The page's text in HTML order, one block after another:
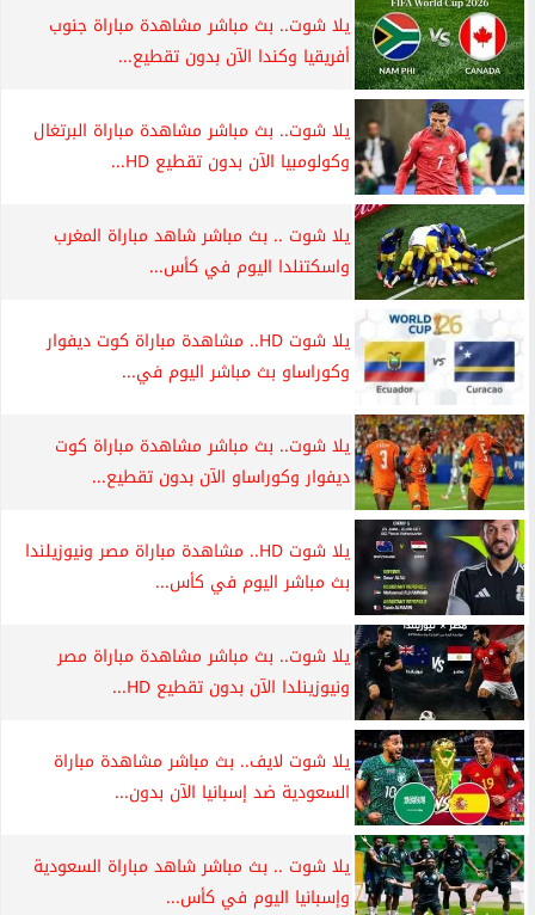
يلا شوت.. بث مباشر مشاهدة مباراة جنوب
أفريقيا وكندا الآن بدون تقطيع...
يلا شوت.. بث مباشر مشاهدة مباراة البرتغال
وكولومبيا الآن بدون تقطيع HD...
يلا شوت .. بث مباشر شاهد مباراة المغرب
واسكتنلدا اليوم في كأس...
يلا شوت HD.. مشاهدة مباراة كوت ديفوار
وكوراساو بث مباشر اليوم في...
يلا شوت.. بث مباشر مشاهدة مباراة كوت
ديفوار وكوراساو الآن بدون تقطيع...
يلا شوت HD.. مشاهدة مباراة مصر ونيوزيلندا
بث مباشر اليوم في كأس...
يلا شوت.. بث مباشر مشاهدة مباراة مصر
ونيوزينلدا الآن بدون تقطيع HD...
يلا شوت لايف.. بث مباشر مشاهدة مباراة
السعودية ضد إسبانيا الآن بدون...
يلا شوت .. بث مباشر شاهد مباراة السعودية
وإسبانيا اليوم في كأس...